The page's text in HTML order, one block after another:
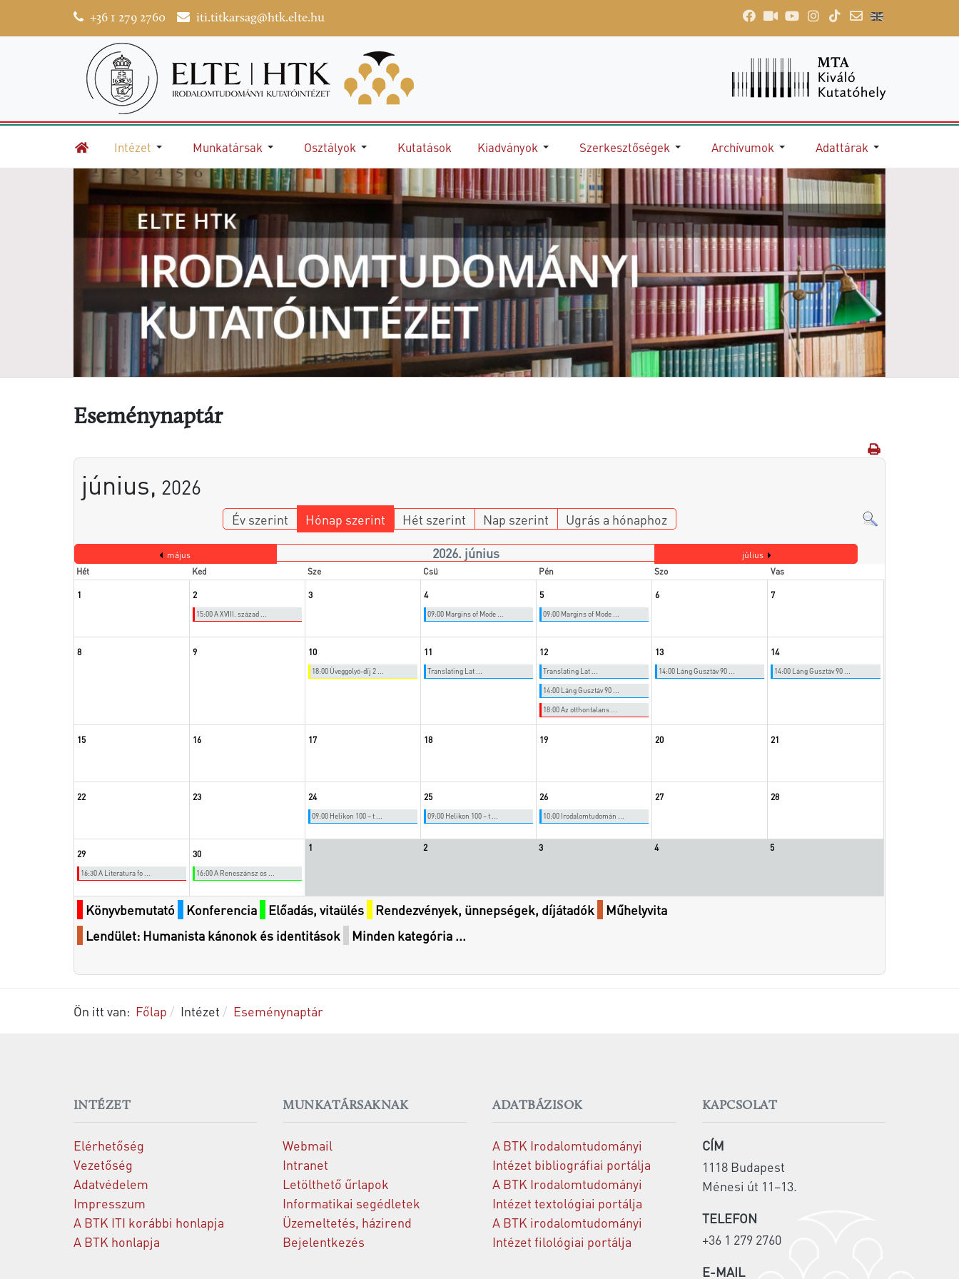
+36 1 279 2760 iti.titkarsag@htk.elte.hu
Intézet Munkatársak Osztályok Kutatások Kiadványok Szerkesztőségek Archívumok Adattárak
Eseménynaptár
június, 2026
Év szerint Hónap szerint Hét szerint Nap szerint Ugrás a hónaphoz
május 2026. június
július
Hét
Ked Sze Csü Pén Szo Vas
1 2
15:00 A XVIII. század ...
3 4
09:00 Margins of Mode ...
5
09:00 Margins of Mode ...
6 7
8 9 10
18:00 Üveggolyó-díj 2 ...
11
Translating Lat ...
12
Translating Lat ...
14:00 Láng Gusztáv 90 ...
18:00 Az otthontalans ...
13
14:00 Láng Gusztáv 90 ...
14
14:00 Láng Gusztáv 90 ...
15 16 17 18 19 20 21
22 23 24
09:00 Helikon 100 – t ...
25
09:00 Helikon 100 – t ...
26
10:00 Irodalomtudomán ...
27 28
29
16:30 A Literatura fo ...
30
16:00 A Reneszánsz os ...
1 2 3 4 5
Könyvbemutató Konferencia Előadás, vitaülés Rendezvények, ünnepségek, díjátadók
Műhelyvita
Lendület: Humanista kánonok és identitások
Minden kategória ...
Ön itt van: Főlap Intézet Eseménynaptár
INTÉZET
Elérhetőség
Vezetőség
Adatvédelem
Impresszum
A BTK ITI korábbi honlapja
A BTK honlapja
MUNKATÁRSAKNAK
Webmail
Intranet
Letölthető űrlapok
Informatikai segédletek
Üzemeltetés, házirend
Bejelentkezés
ADATBÁZISOK
A BTK Irodalomtudományi
Intézet bibliográfiai portálja
A BTK Irodalomtudományi
Intézet textológiai portálja
A BTK irodalomtudományi
Intézet filológiai portálja
KAPCSOLAT
CÍM
1118 Budapest
Ménesi út 11–13.
TELEFON
+36 1 279 2760
E-MAIL